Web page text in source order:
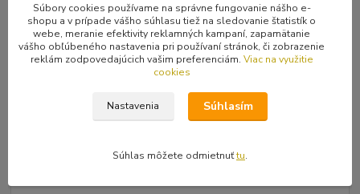
Ako nájsť vydavateľa, či vydať vlastnú knihu? Rady a tipy
vydavateľa (ale aj to má svoju technológiu), alebo si prvotinu
Súbory cookies používame na správne fungovanie nášho e-
shopu a v prípade vášho súhlasu tiež na sledovanie štatistík o
webe, meranie efektivity reklamných kampaní, zapamätanie
vášho obľúbeného nastavenia pri používaní stránok, či zobrazenie
reklám zodpovedajúcich vašim preferenciám. Viac na využitie
cookies
Nastavenia Súhlasím
Súhlas môžete odmietnuťtu.